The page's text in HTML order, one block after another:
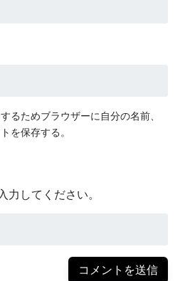
るためブラウザーに自分の名前、
を保存する。
力してください。